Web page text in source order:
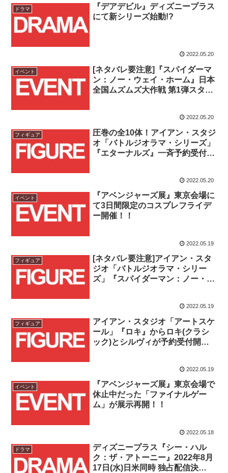
ドラマ
『デアデビル』ディズニープラス
にて新シリーズ始動!?
2022.05.20
イベント
[ネタバレ要注意]『スパイダーマ
ン：ノー・ウェイ・ホーム』日本
全国ムズムズ大作戦 第1弾スター
2022.05.20
フィギュア
圧巻の全10体！アイアン・スタジ
オ「バトルジオラマ・シリーズ」
『エターナルズ』一斉予約受付開
2022.05.20
イベント
『アベンジャーズ展』東京会場に
て3日間限定のコスプレフライデ
ー開催！！
2022.05.19
フィギュア
[ネタバレ要注意]アイアン・スタ
ジオ「バトルジオラマ・シリー
ズ」『スパイダーマン：ノー・ウ
2022.05.19
フィギュア
アイアン・スタジオ「アートスケ
ール」『ロキ』からロキ(クラシ
ック)とシルヴィが予約受付開
2022.05.19
イベント
『アベンジャーズ展』東京会場で
休止中だった「ファイナルゲー
ム」が展示再開！！
2022.05.18
ドラマ
ディズニープラス『シー・ハル
ク：ザ・アトーニー』2022年8月
17日(水)日米同時 独占配信決